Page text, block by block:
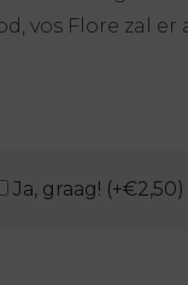
vos Flore zal er
Ja, graag! (+€2,50)